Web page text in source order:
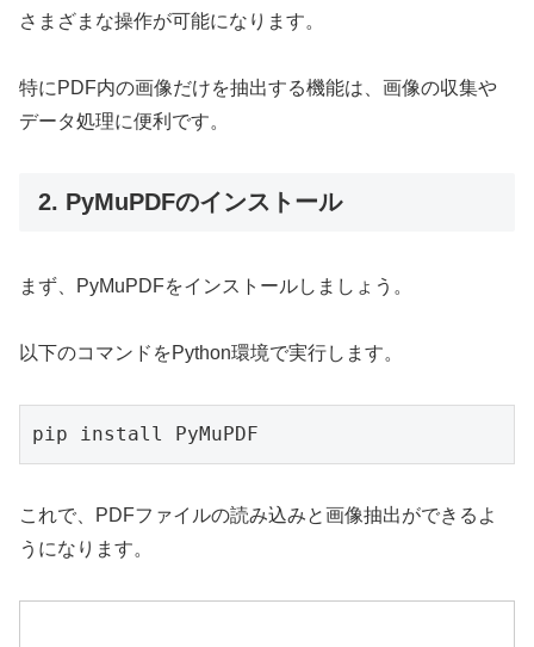
さまざまな操作が可能になります。
特にPDF内の画像だけを抽出する機能は、画像の収集や
データ処理に便利です。
2. PyMuPDFのインストール
まず、PyMuPDFをインストールしましょう。
以下のコマンドをPython環境で実行します。
pip install PyMuPDF
これで、PDFファイルの読み込みと画像抽出ができるよ
うになります。